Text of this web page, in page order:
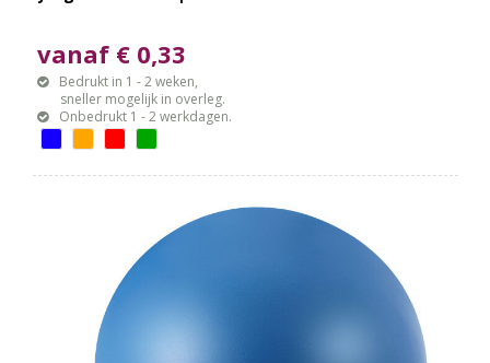
vanaf € 0,33
Bedrukt in 1 - 2 weken,
sneller mogelijk in overleg.
Onbedrukt 1 - 2 werkdagen.